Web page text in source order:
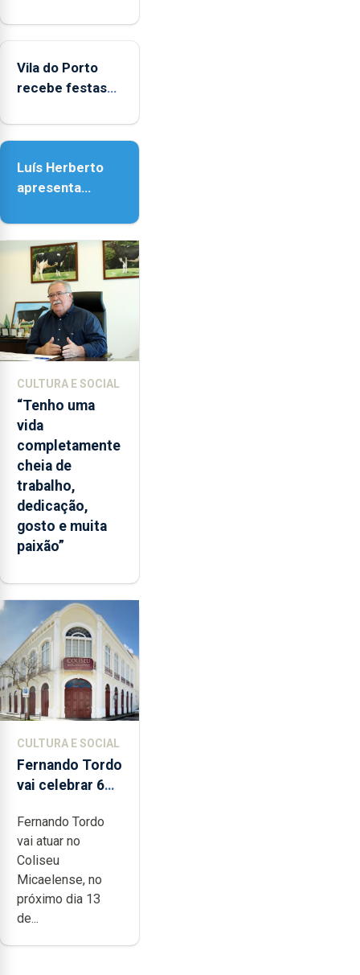
Biblioteca de
Vila do Porto
recebe festas
Nossa Senhora
Luís Herberto
apresenta
Paisagem’
CULTURA E SOCIAL
“Tenho uma
vida
completamente
cheia de
trabalho,
dedicação,
gosto e muita
paixão”
CULTURA E SOCIAL
Fernando Tordo
vai celebrar 60
no Coliseu
Micaelense
Fernando Tordo
vai atuar no
Coliseu
Micaelense, no
próximo dia 13
de...